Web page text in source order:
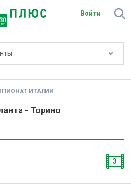
Войти
ИТАЛИИ
- Торино
3